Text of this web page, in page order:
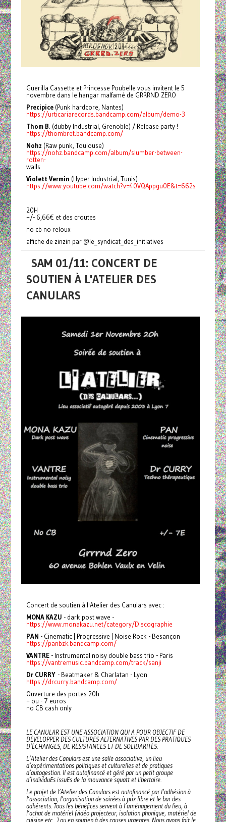
Guerilla Cassette et Princesse Poubelle vous invitent le 5
novembre dans le hangar malfamé de GRRRND ZERO
Precipice(Punk hardcore, Nantes)
https://urticariarecords.bandcamp.com/album/demo-3
Thom B . (dubby Industrial, Grenoble) / Release party !
https://thombret.bandcamp.com/
Nohz (Raw punk, Toulouse)
https://nohz.bandcamp.com/album/slumber-between-
rotten-
walls
Violett Vermin (Hyper Industrial, Tunis)
https://www.youtube.com/watch?v=40VQAppgu0E&t=662s
20H
+/- 6,66€ et des croutes
no cb no reloux
affiche de zinzin par @le_syndicat_des_initiatives
SAM 01/11: CONCERT DE
SOUTIEN À L'ATELIER DES
CANULARS
Concert de soutien à l'Atelier des Canulars avec :
MONA KAZU - dark post wave -
https://www.monakazu.net/category/Discographie
PAN - Cinematic | Progressive | Noise Rock - Besançon
https://panbzk.bandcamp.com/
VANTRE- Instrumental noisy double bass trio - Paris
https://vantremusic.bandcamp.com/track/sanji
Dr CURRY- Beatmaker & Charlatan - Lyon
https://drcurry.bandcamp.com/
Ouverture des portes 20h
+ ou - 7 euros
no CB cash only
LE CANULAR EST UNE ASSOCIATION QUI A POUR OBJECTIF DE
DÉVELOPPER DES CULTURES ALTERNATIVES PAR DES PRATIQUES
D’ÉCHANGES, DE RÉSISTANCES ET DE SOLIDARITÉS.
L’Atelier des Canulars est une salle associative, un lieu
d’expérimentations politiques et culturelles et de pratiques
d’autogestion. Il est autofinancé et géré par un petit groupe
d’individuEs issuEs de la mouvance squatt et libertaire.
Le projet de l’Atelier des Canulars est autofinancé par l’adhésion à
l’association, l’organisation de soirées à prix libre et le bar des
adhérents. Tous les bénéfices servent à l’aménagement du lieu, à
l’achat de matériel (vidéo projecteur, isolation phonique, matériel de
cuisine etc…) ou en soutien à des causes urgentes. Nous avons fait le